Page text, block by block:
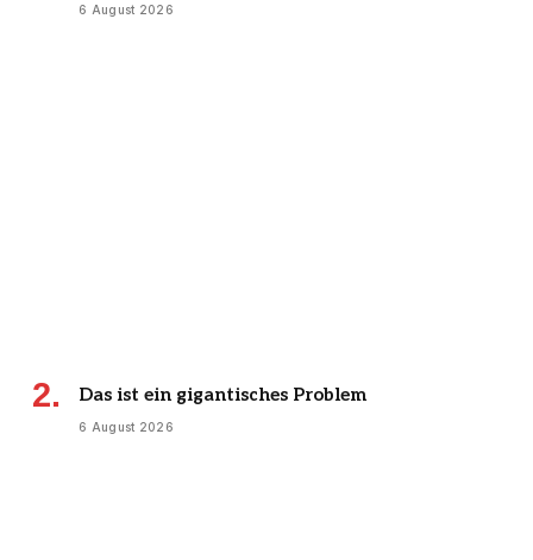
6 August 2026
Das ist ein gigantisches Problem
6 August 2026